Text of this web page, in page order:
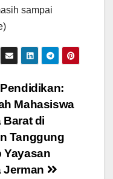
sampai
Mahasiswa
Barat di
Tanggung
Yayasan
Jerman